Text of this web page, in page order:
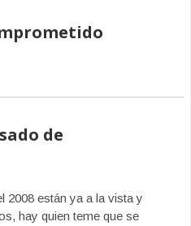
de
2008 están ya a la vista y
hay quien teme que se